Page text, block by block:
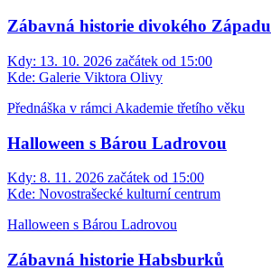
Zábavná historie divokého Západu
Kdy: 13. 10. 2026 začátek od 15:00
Kde: Galerie Viktora Olivy
Přednáška v rámci Akademie třetího věku
Halloween s Bárou Ladrovou
Kdy: 8. 11. 2026 začátek od 15:00
Kde: Novostrašecké kulturní centrum
Halloween s Bárou Ladrovou
Zábavná historie Habsburků